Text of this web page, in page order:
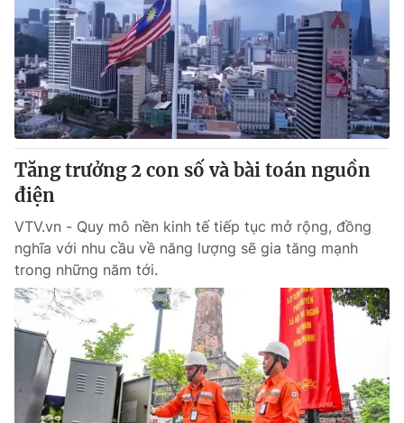
Chất lượng cuộc sống
Tuyển sinh
Học trực tuyến
Công nghệ
Hitech Công nghệ tương lai
Sản phẩm
Thị trường
Tư vấn
Giao lưu trực tuyến
Lịch phát sóng
Chuyên mục khác
Emagazine Podcast
Photo
Video Shorts video
VTV Money VTV Thể thao
Tăng trưởng 2 con số và bài toán nguồn
điện
VTV.vn - Quy mô nền kinh tế tiếp tục mở rộng, đồng
nghĩa với nhu cầu về năng lượng sẽ gia tăng mạnh
trong những năm tới.